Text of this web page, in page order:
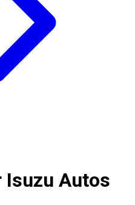
Isuzu Autos